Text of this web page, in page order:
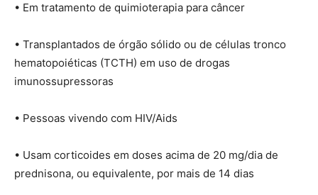
• Em tratamento de quimioterapia para câncer
• Transplantados de órgão sólido ou de células tronco
hematopoiéticas (TCTH) em uso de drogas
imunossupressoras
• Pessoas vivendo com HIV/Aids
• Usam corticoides em doses acima de 20 mg/dia de
prednisona, ou equivalente, por mais de 14 dias